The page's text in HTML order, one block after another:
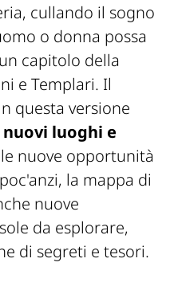
cullando il sogno
o donna possa
capitolo della
e Templari. Il
questa versione
nuovi luoghi e
nuove opportunità
la mappa di
nuove
da esplorare,
di segreti e tesori.